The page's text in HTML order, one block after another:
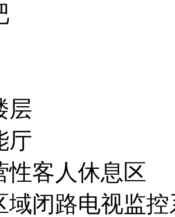
层
厅
性客人休息区
域闭路电视监控